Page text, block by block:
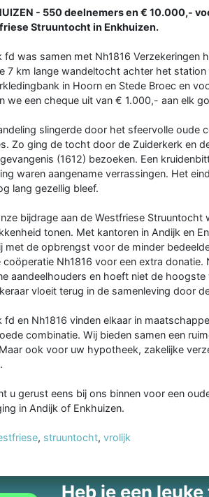
- 550 deelnemers en € 10.000,-
Struuntocht in Enkhuizen.
fd was samen met Nh1816
7 km lange wandeltocht achter het
in Hoorn en Stede Broec en
we een cheque uit van € 1.000,- aan elk
slingerde door het sfeervolle oude
Zo ging de tocht door de Zuiderkerk en
(1612) bezoeken. Een
waren aangename verrassingen. Het
lang gezellig bleef.
bijdrage aan de Westfriese
tonen. Met kantoren in Andijk en
met de opbrengst voor de minder
coöperatie Nh1816 voor een extra
aandeelhouders en hoeft niet de
vloeit terug in de samenleving door
fd en Nh1816 vinden elkaar in
combinatie. Wij bieden samen een
ook voor uw hypotheek, zakelijke
u gerust eens bij ons binnen voor een
in Andijk of Enkhuizen.
, struuntocht, vrolijk
Heb je een